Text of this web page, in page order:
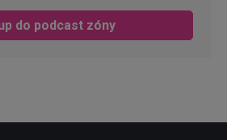
do podcast zóny